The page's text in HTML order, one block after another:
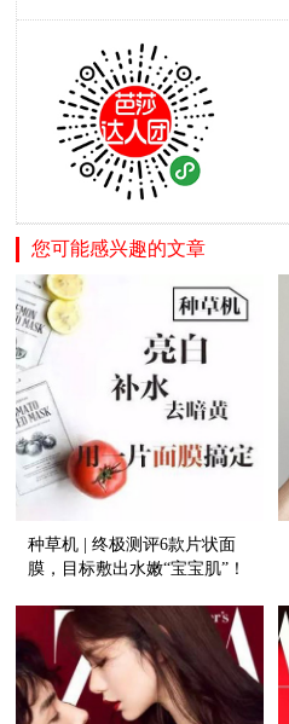
您可能感兴趣的文章
种草机 | 终极测评6款片状面
膜，目标敷出水嫩“宝宝肌”！